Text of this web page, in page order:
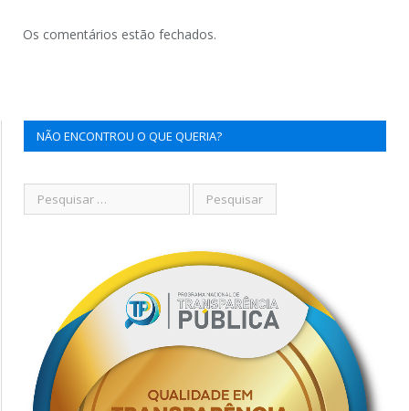
Os comentários estão fechados.
NÃO ENCONTROU O QUE QUERIA?